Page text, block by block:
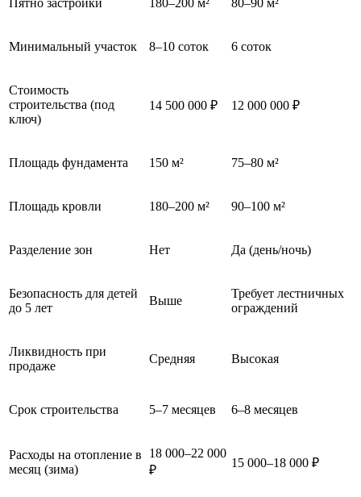
Пятно застройки 180–200 м² 80–90 м²
Минимальный участок 8–10 соток 6 соток
Стоимость
строительства (под
ключ)
14 500 000 ₽ 12 000 000 ₽
Площадь фундамента 150 м² 75–80 м²
Площадь кровли 180–200 м² 90–100 м²
Разделение зон Нет Да (день/ночь)
Безопасность для детей
до 5 лет
Выше
Требует лестничных
ограждений
Ликвидность при
продаже
Средняя Высокая
Срок строительства 5–7 месяцев 6–8 месяцев
Расходы на отопление в
месяц (зима)
18 000–22 000
₽
15 000–18 000 ₽